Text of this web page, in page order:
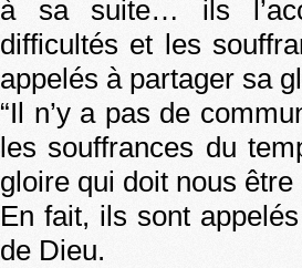
à sa suite… ils
difficultés et les
appelés à partager sa
“Il n’y a pas de
les souffrances du
gloire qui doit nous être
En fait, ils sont
de Dieu.